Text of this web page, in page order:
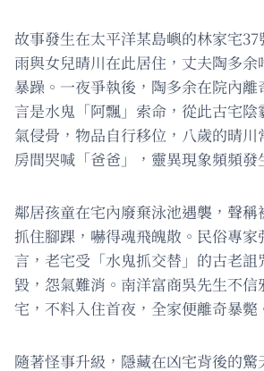
故事發生在太平洋某島嶼的林家宅
雨與女兒晴川在此居住，丈夫陶多余
暴躁。一夜爭執後，陶多余在院內離
言是水鬼「阿飄」索命，從此古宅
氣侵骨，物品自行移位，八歲的晴川
房間哭喊「爸爸」，靈異現象頻頻發
鄰居孩童在宅內廢棄泳池遇襲，聲稱
抓住腳踝，嚇得魂飛魄散。民俗專家
言，老宅受「水鬼抓交替」的古老
毀，怨氣難消。南洋富商吳先生不信
宅，不料入住首夜，全家便離奇暴斃
隨著怪事升級，隱藏在凶宅背後的驚